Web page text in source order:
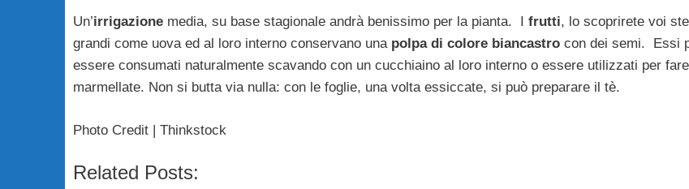
Un’irrigazionemedia, su base stagionale andrà benissimo per la pianta. I frutti, lo scoprirete voi
grandi come uova ed al loro interno conservano una polpa di colore biancastrocon dei semi. Essi
essere consumati naturalmente scavando con un cucchiaino al loro interno o essere utilizzati per
marmellate. Non si butta via nulla: con le foglie, una volta essiccate, si può preparare il tè.
Photo Credit | Thinkstock
Related Posts: